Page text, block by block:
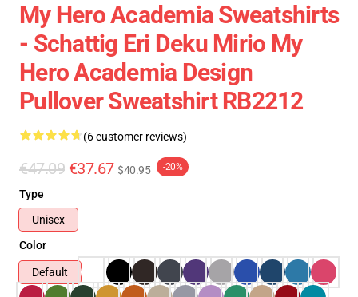
My Hero Academia Sweatshirts
- Schattig Eri Deku Mirio My
Hero Academia Design
Pullover Sweatshirt RB2212
(6 customer reviews)
€47.09 €37.67 $40.95 -20%
Type
Unisex
Color
Default